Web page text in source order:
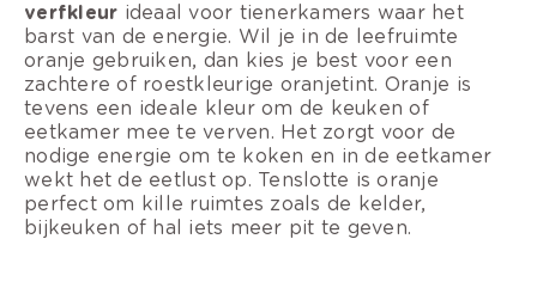
verfkleur ideaal voor tienerkamers waar het
barst van de energie. Wil je in de leefruimte
oranje gebruiken, dan kies je best voor een
zachtere of roestkleurige oranjetint. Oranje is
tevens een ideale kleur om de keuken of
eetkamer mee te verven. Het zorgt voor de
nodige energie om te koken en in de eetkamer
wekt het de eetlust op. Tenslotte is oranje
perfect om kille ruimtes zoals de kelder,
bijkeuken of hal iets meer pit te geven.